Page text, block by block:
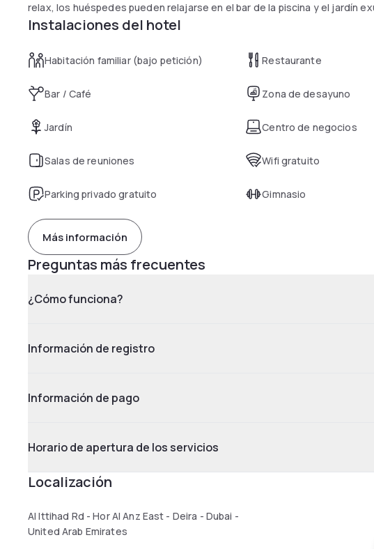
relax, los huéspedes pueden relajarse en el bar de la piscina y el jardín
ofrece estacionamiento privado gratuito en el lugar, sin necesidad de
Instalaciones del hotel
Habitación familiar (bajo petición) Restaurante
Bar / Café Zona de desayuno
Jardín Centro de negocios
Salas de reuniones Wifi gratuito
Parking privado gratuito Gimnasio
Más información
Preguntas más frecuentes
¿Cómo funciona?
Información de registro
Información de pago
Horario de apertura de los servicios
Localización
Al Ittihad Rd - Hor Al Anz East - Deira - Dubai -
United Arab Emirates